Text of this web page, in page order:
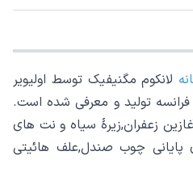
لانکوم مگنیفیک توسط اولیویر
تولید و معرفی شده است.
زعفران,زیرۀ سیاه و نت های
چوب صندل,علف هائیتی